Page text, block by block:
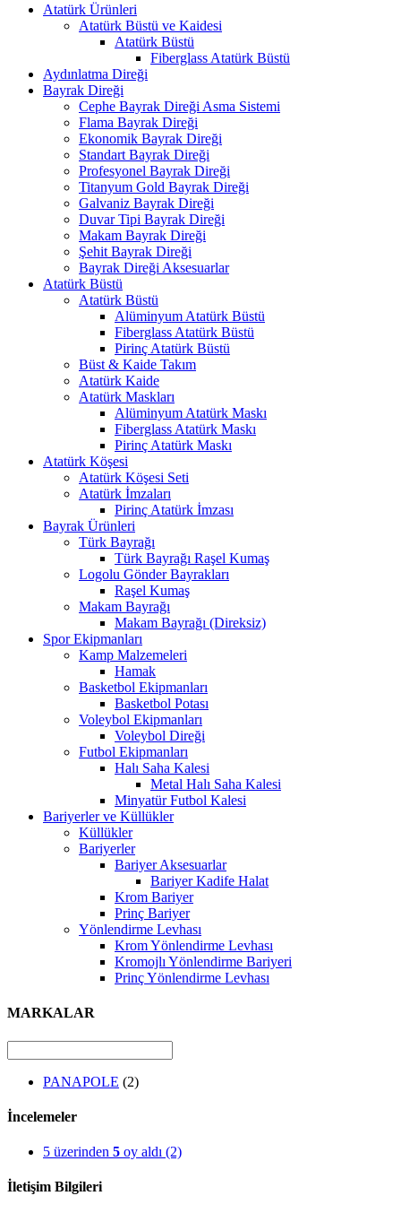
Atatürk Ürünleri
Atatürk Büstü ve Kaidesi
Atatürk Büstü
Fiberglass Atatürk Büstü
Aydınlatma Direği
Bayrak Direği
Cephe Bayrak Direği Asma Sistemi
Flama Bayrak Direği
Ekonomik Bayrak Direği
Standart Bayrak Direği
Profesyonel Bayrak Direği
Titanyum Gold Bayrak Direği
Galvaniz Bayrak Direği
Duvar Tipi Bayrak Direği
Makam Bayrak Direği
Şehit Bayrak Direği
Bayrak Direği Aksesuarlar
Atatürk Büstü
Atatürk Büstü
Alüminyum Atatürk Büstü
Fiberglass Atatürk Büstü
Pirinç Atatürk Büstü
Büst & Kaide Takım
Atatürk Kaide
Atatürk Maskları
Alüminyum Atatürk Maskı
Fiberglass Atatürk Maskı
Pirinç Atatürk Maskı
Atatürk Köşesi
Atatürk Köşesi Seti
Atatürk İmzaları
Pirinç Atatürk İmzası
Bayrak Ürünleri
Türk Bayrağı
Türk Bayrağı Raşel Kumaş
Logolu Gönder Bayrakları
Raşel Kumaş
Makam Bayrağı
Makam Bayrağı (Direksiz)
Spor Ekipmanları
Kamp Malzemeleri
Hamak
Basketbol Ekipmanları
Basketbol Potası
Voleybol Ekipmanları
Voleybol Direği
Futbol Ekipmanları
Halı Saha Kalesi
Metal Halı Saha Kalesi
Minyatür Futbol Kalesi
Bariyerler ve Küllükler
Küllükler
Bariyerler
Bariyer Aksesuarlar
Bariyer Kadife Halat
Krom Bariyer
Prinç Bariyer
Yönlendirme Levhası
Krom Yönlendirme Levhası
Kromojlı Yönlendirme Bariyeri
Prinç Yönlendirme Levhası
MARKALAR
PANAPOLE (2)
İncelemeler
5 üzerinden 5 oy aldı (2)
İletişim Bilgileri